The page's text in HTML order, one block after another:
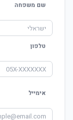
שם משפחה
טלפון
אימייל